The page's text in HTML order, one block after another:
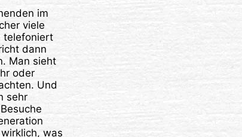
im
viele
telefoniert
dann
Man sieht
oder
Und
sehr
was